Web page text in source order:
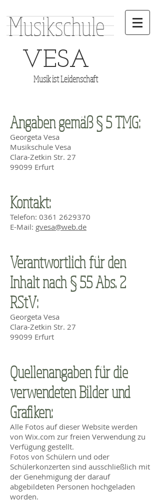
Musikschule
VESA
Musik ist Leidenschaft
Angaben gemäß § 5 TMG:
Georgeta Vesa
Musikschule Vesa
Clara-Zetkin Str. 27
99099 Erfurt
Kontakt:
Telefon: 0361 2629370
E-Mail: gvesa@web.de
Verantwortlich für den
Inhalt nach § 55 Abs. 2
RStV:
Georgeta Vesa
Clara-Zetkin Str. 27
99099 Erfurt
Quellenangaben für die
verwendeten Bilder und
Grafiken:
Alle Fotos auf dieser Website werden
von Wix.com zur freien Verwendung zu
Verfügung gestellt.
Fotos von Schülern und oder
Schülerkonzerten sind ausschließlich mit
der Genehmigung der darauf
abgebildeten Personen hochgeladen
worden.